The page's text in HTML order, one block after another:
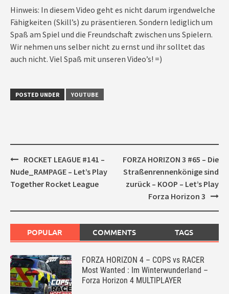
Hinweis: In diesem Video geht es nicht darum irgendwelche
Fähigkeiten (Skill’s) zu präsentieren. Sondern lediglich um
Spaß am Spiel und die Freundschaft zwischen uns Spielern.
Wir nehmen uns selber nicht zu ernst und ihr solltet das
auch nicht. Viel Spaß mit unseren Video’s! =)
POSTED UNDER YOUTUBE
Post
navigation
ROCKET LEAGUE #141 –
Nude_RAMPAGE – Let’s Play
Together Rocket League
FORZA HORIZON 3 #65 – Die
Straßenrennenkönige sind
zurück – KOOP – Let’s Play
Forza Horizon 3
POPULAR COMMENTS TAGS
FORZA HORIZON 4 – COPS vs RACER
Most Wanted : Im Winterwunderland –
Forza Horizon 4 MULTIPLAYER